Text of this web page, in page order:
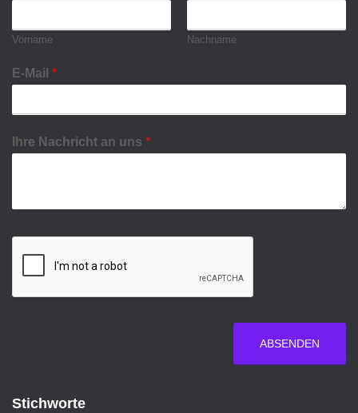
Vorname Nachname
E-Mail *
Ihre Nachricht an uns *
ABSENDEN
Stichworte